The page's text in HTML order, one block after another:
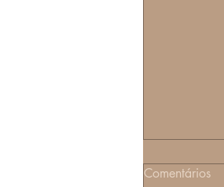
Comentários